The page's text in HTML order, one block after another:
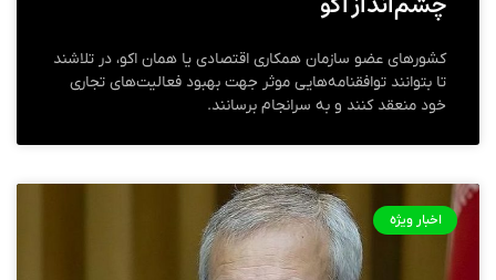
کشورهای عضو سازمان همکاری اقتصادی یا همان اکو، در تلاشند
تا بتوانند توافقنامه‌هایی موثر جهت بهبود فعالیت‌های تجاری
خود منعقد کنند و به سرانجام برسانند.
اخبار ویژه